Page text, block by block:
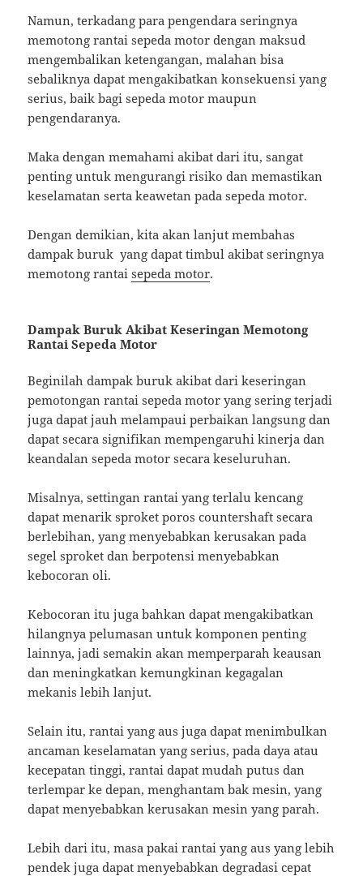
Namun, terkadang para pengendara seringnya
memotong rantai sepeda motor dengan maksud
mengembalikan ketengangan, malahan bisa
sebaliknya dapat mengakibatkan konsekuensi yang
serius, baik bagi sepeda motor maupun
pengendaranya.
Maka dengan memahami akibat dari itu, sangat
penting untuk mengurangi risiko dan memastikan
keselamatan serta keawetan pada sepeda motor.
Dengan demikian, kita akan lanjut membahas
dampak buruk yang dapat timbul akibat seringnya
memotong rantaisepeda motor.
Dampak Buruk Akibat Keseringan Memotong
Rantai Sepeda Motor
Beginilah dampak buruk akibat dari keseringan
pemotongan rantai sepeda motor yang sering terjadi
juga dapat jauh melampaui perbaikan langsung dan
dapat secara signifikan mempengaruhi kinerja dan
keandalan sepeda motor secara keseluruhan.
Misalnya, settingan rantai yang terlalu kencang
dapat menarik sproket poros countershaft secara
berlebihan, yang menyebabkan kerusakan pada
segel sproket dan berpotensi menyebabkan
kebocoran oli.
Kebocoran itu juga bahkan dapat mengakibatkan
hilangnya pelumasan untuk komponen penting
lainnya, jadi semakin akan memperparah keausan
dan meningkatkan kemungkinan kegagalan
mekanis lebih lanjut.
Selain itu, rantai yang aus juga dapat menimbulkan
ancaman keselamatan yang serius, pada daya atau
kecepatan tinggi, rantai dapat mudah putus dan
terlempar ke depan, menghantam bak mesin, yang
dapat menyebabkan kerusakan mesin yang parah.
Lebih dari itu, masa pakai rantai yang aus yang lebih
pendek juga dapat menyebabkan degradasi cepat